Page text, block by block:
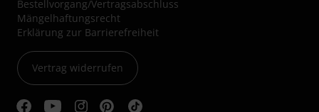
Bestellvorgang/Vertragsabschluss
Mängelhaftungsrecht
Erklärung zur Barrierefreiheit
Vertrag widerrufen